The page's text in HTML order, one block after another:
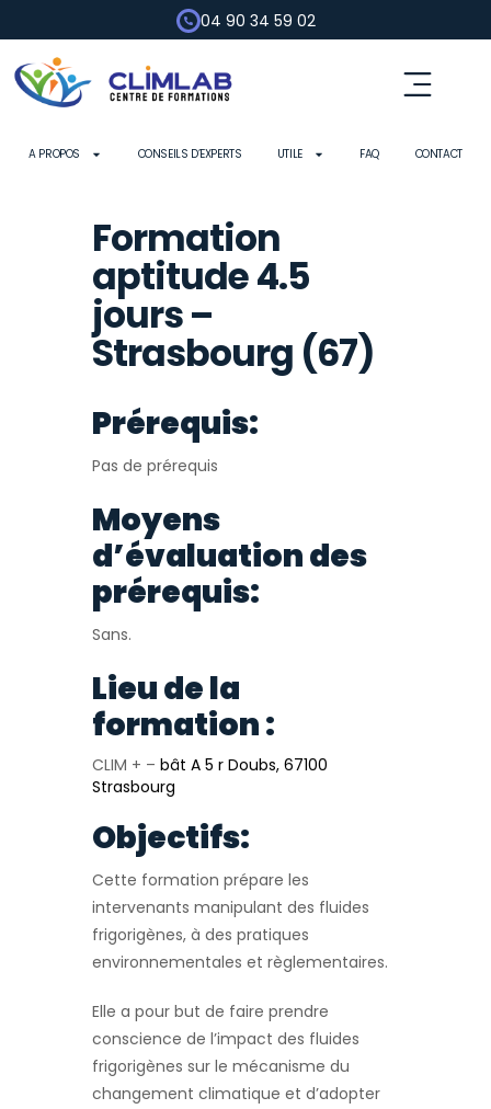
04 90 34 59 02
A PROPOS CONSEILS D’EXPERTS UTILE FAQ CONTACT
Formation
aptitude 4.5
jours –
Strasbourg (67)
Prérequis:
Pas de prérequis
Moyens
d’évaluation des
prérequis:
Sans.
Lieu de la
formation :
CLIM + – bât A 5 r Doubs, 67100
Strasbourg
Objectifs:
Cette formation prépare les
intervenants manipulant des fluides
frigorigènes, à des pratiques
environnementales et règlementaires.
Elle a pour but de faire prendre
conscience de l’impact des fluides
frigorigènes sur le mécanisme du
changement climatique et d’adopter